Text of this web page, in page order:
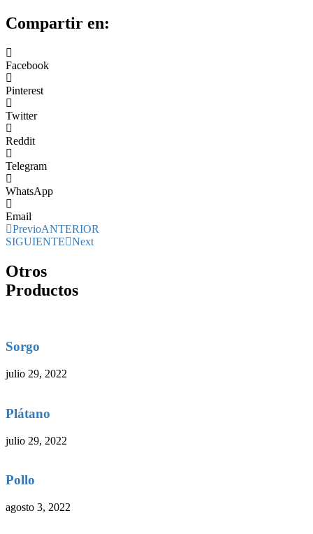
Compartir en:
Facebook
Pinterest
Twitter
Reddit
Telegram
WhatsApp
Email
PrevioANTERIOR
SIGUIENTE
Next
Otros
Productos
Sorgo
julio 29, 2022
Plátano
julio 29, 2022
Pollo
agosto 3, 2022